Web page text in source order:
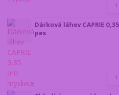
Dárková láhev CAPRIE
pes